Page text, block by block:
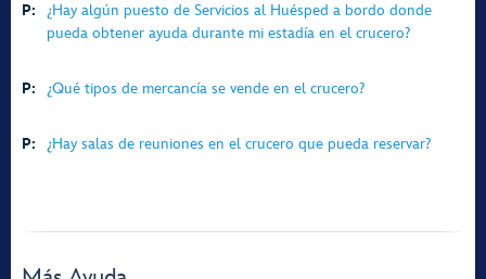
P:
¿Hay algún puesto de Servicios al Huésped a bordo donde
pueda obtener ayuda durante mi estadía en el crucero?
P: ¿Qué tipos de mercancía se vende en el crucero?
P: ¿Hay salas de reuniones en el crucero que pueda reservar?